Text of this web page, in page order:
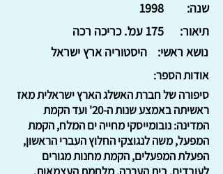
1998
שנה:
175 עמ'. כריכה רכה
תיאור:
היסטוריה ארץ ישראל
נושא ראשי:
אודות הספר:
סיפורה של חברת האשלג הארץ ישראלית מאז
ראשיתה באמצע שנות ה-20' ועד הקמת
המדינה: נובומייסקי מחייה ים המלח, הקמת
המפעל, משה לנגוצקי החלוץ העברי הראשון,
הפעלת המפעלים, הקמת מחנות מגורים